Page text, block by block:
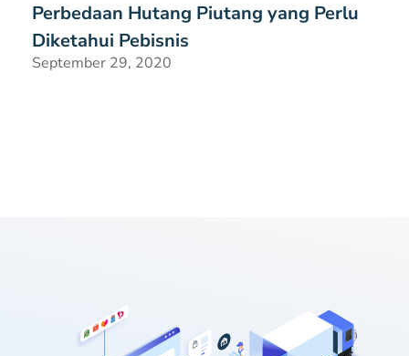
Perbedaan Hutang Piutang yang Perlu
Diketahui Pebisnis
September 29, 2020